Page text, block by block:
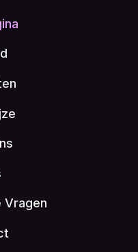
Vragen